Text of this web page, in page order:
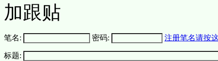
加跟贴
笔名: 密码: 注册笔名请按
标题: